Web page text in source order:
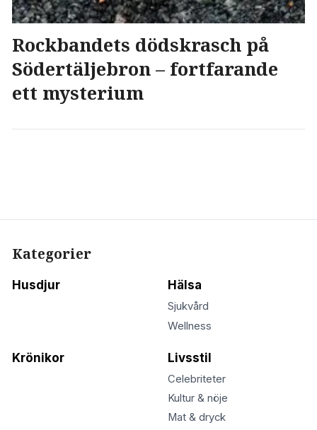
Rockbandets dödskrasch på
Södertäljebron – fortfarande
ett mysterium
Kategorier
Husdjur Hälsa
Sjukvård
Wellness
Krönikor Livsstil
Celebriteter
Kultur & nöje
Mat & dryck